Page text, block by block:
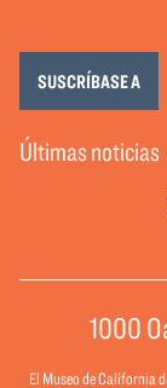
Últimas noticias
SUSCRÍBASE A
1000
El Museo de California